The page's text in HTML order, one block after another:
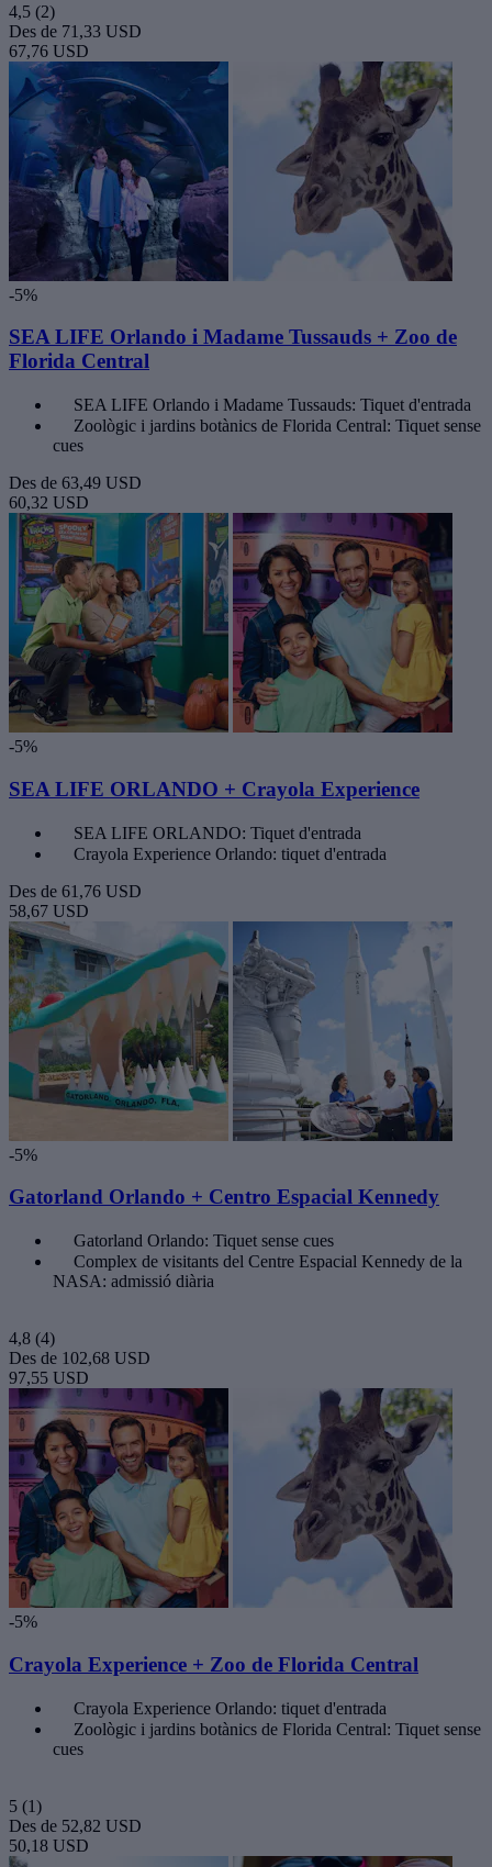
4,5 (2)
Des de 71,33 USD
67,76 USD
-5%
SEA LIFE Orlando i Madame Tussauds + Zoo de
Florida Central
SEA LIFE Orlando i Madame Tussauds: Tiquet d'entrada
Zoològic i jardins botànics de Florida Central: Tiquet sense
cues
Des de 63,49 USD
60,32 USD
-5%
SEA LIFE ORLANDO + Crayola Experience
SEA LIFE ORLANDO: Tiquet d'entrada
Crayola Experience Orlando: tiquet d'entrada
Des de 61,76 USD
58,67 USD
-5%
Gatorland Orlando + Centro Espacial Kennedy
Gatorland Orlando: Tiquet sense cues
Complex de visitants del Centre Espacial Kennedy de la
NASA: admissió diària
4,8 (4)
Des de 102,68 USD
97,55 USD
-5%
Crayola Experience + Zoo de Florida Central
Crayola Experience Orlando: tiquet d'entrada
Zoològic i jardins botànics de Florida Central: Tiquet sense
cues
5 (1)
Des de 52,82 USD
50,18 USD